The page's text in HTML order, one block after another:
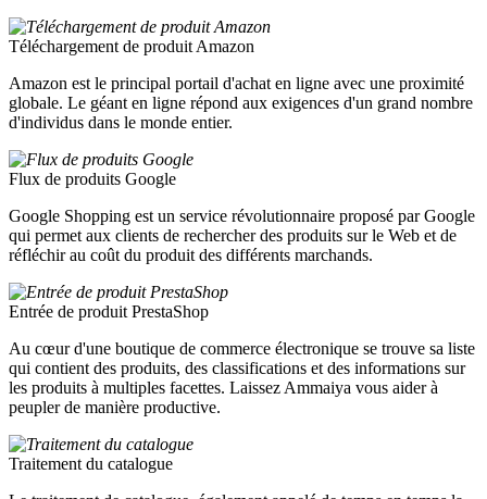
Téléchargement de produit Amazon
Amazon est le principal portail d'achat en ligne avec une proximité
globale. Le géant en ligne répond aux exigences d'un grand nombre
d'individus dans le monde entier.
Flux de produits Google
Google Shopping est un service révolutionnaire proposé par Google
qui permet aux clients de rechercher des produits sur le Web et de
réfléchir au coût du produit des différents marchands.
Entrée de produit PrestaShop
Au cœur d'une boutique de commerce électronique se trouve sa liste
qui contient des produits, des classifications et des informations sur
les produits à multiples facettes. Laissez Ammaiya vous aider à
peupler de manière productive.
Traitement du catalogue